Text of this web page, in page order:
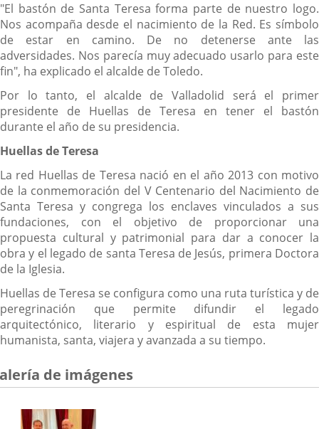
"El bastón de Santa Teresa forma parte de nuestro logo.
Nos acompaña desde el nacimiento de la Red. Es símbolo
de estar en camino. De no detenerse ante las
adversidades. Nos parecía muy adecuado usarlo para este
fin", ha explicado el alcalde de Toledo.
Por lo tanto, el alcalde de Valladolid será el primer
presidente de Huellas de Teresa en tener el bastón
durante el año de su presidencia.
Huellas de Teresa
La red Huellas de Teresa nació en el año 2013 con motivo
de la conmemoración del V Centenario del Nacimiento de
Santa Teresa y congrega los enclaves vinculados a sus
fundaciones, con el objetivo de proporcionar una
propuesta cultural y patrimonial para dar a conocer la
obra y el legado de santa Teresa de Jesús, primera Doctora
de la Iglesia.
Huellas de Teresa se configura como una ruta turística y de
peregrinación que permite difundir el legado
arquitectónico, literario y espiritual de esta mujer
humanista, santa, viajera y avanzada a su tiempo.
de imágenes